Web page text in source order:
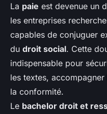
La paie est devenue un
les entreprises
capables de conjuguer
du droit social. Cette
indispensable pour
les textes,
la conformité.
Le bachelor droit et